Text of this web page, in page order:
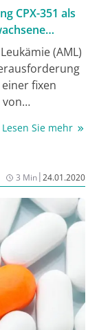
Köln
Sander-
exaktere
CPX-351 als
(AML)
fixen
(OS)
7+3 (Cytarabin
Lesen Sie mehr
3 Min|24.01.2020